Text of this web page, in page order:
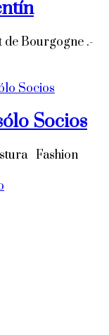
de Bourgogne .-
Socios
Fashion